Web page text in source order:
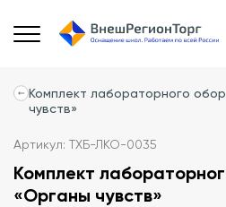
Комплект лабораторного
чувств»
Артикул: ТХБ-ЛКО-0035
Комплект
«Органы чувств»